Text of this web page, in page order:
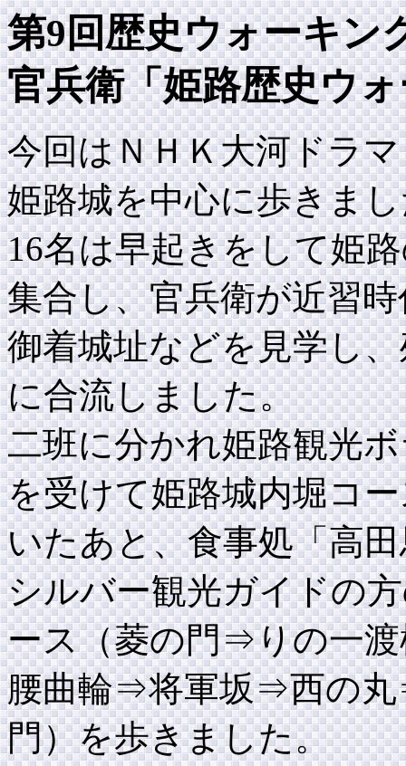
第9回歴史ウォーキ
官兵衛「姫路歴史ウ
今回はＮＨＫ大河ドラ
姫路城を中心に歩きま
16名は早起きをして姫
集合し、官兵衛が近習
御着城址などを見学し
に合流しました。
二班に分かれ姫路観光
を受けて姫路城内堀コ
いたあと、食事処「高
シルバー観光ガイドの
ース（菱の門⇒りの一
腰曲輪⇒将軍坂⇒西の
門）を歩きました。